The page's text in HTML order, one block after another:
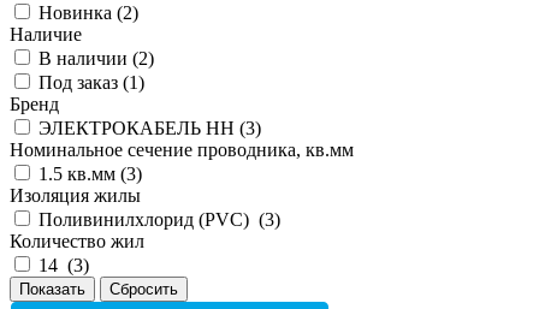
Новинка (2)
Наличие
В наличии (2)
Под заказ (1)
Бренд
ЭЛЕКТРОКАБЕЛЬ НН (3)
Номинальное сечение проводника, кв.мм
1.5 кв.мм (3)
Изоляция жилы
Поливинилхлорид (PVC) (3)
Количество жил
14 (3)